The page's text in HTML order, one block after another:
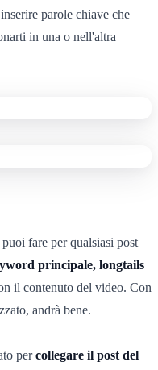
parole chiave che
in una o nell'altra
fare per qualsiasi post
principale, longtails
il contenuto del video. Con
andrà bene.
percollegare il post del